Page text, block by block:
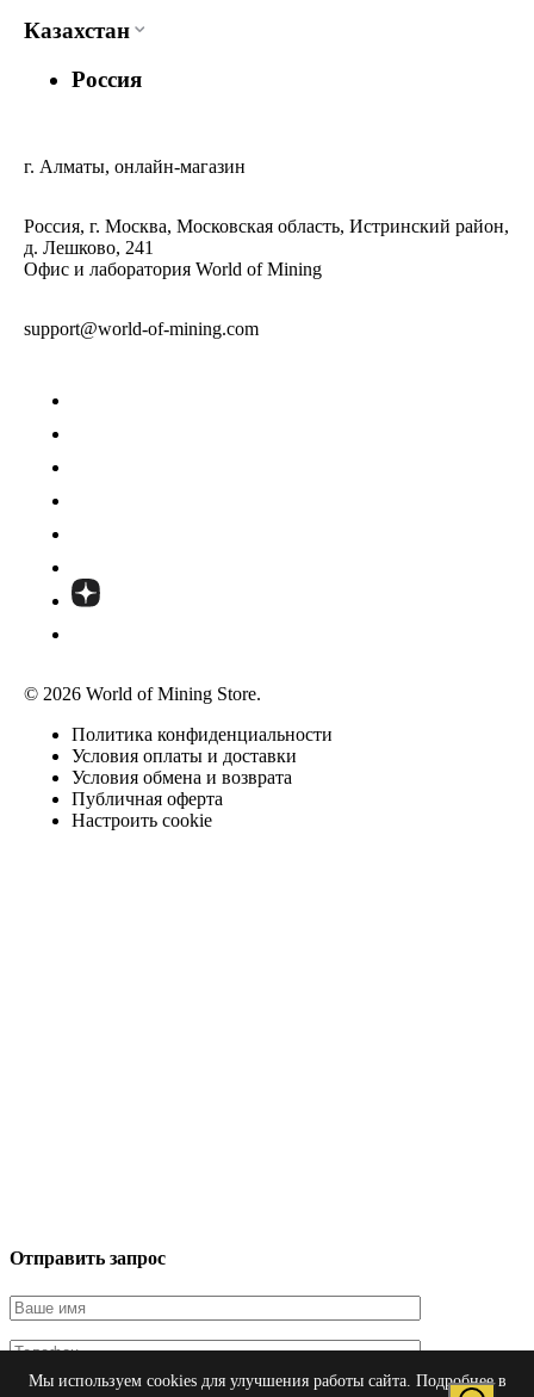
Казахстан
Россия
г. Алматы, онлайн-магазин
Россия, г. Москва, Московская область, Истринский район,
д. Лешково, 241
Офис и лаборатория World of Mining
support@world-of-mining.com
© 2026 World of Mining Store.
Политика конфиденциальности
Условия оплаты и доставки
Условия обмена и возврата
Публичная оферта
Настроить cookie
Отправить запрос
Мы используем cookies для улучшения работы сайта. Подробнее в